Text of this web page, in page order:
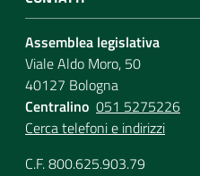
Assemblea legislativa
Viale Aldo Moro, 50
40127 Bologna
Centralino 051 5275226
Cerca telefoni e indirizzi
C.F. 800.625.903.79